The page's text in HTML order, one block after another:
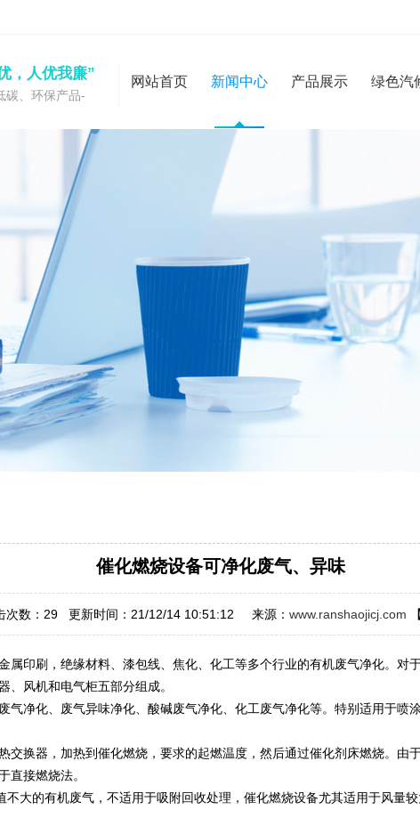
，人优我廉”
碳、环保产品-
网站首页 新闻中心 产品展示 绿色汽
催化燃烧设备可净化废气、异味
次数： 29 更新时间：21/12/14 10:51:12 来源： www.ranshaojicj.com 【
印刷，绝缘材料、漆包线、焦化、化工等多个行业的有机废气净化。对
风机和电气柜五部分组成。
净化、废气异味净化、酸碱废气净化、化工废气净化等。特别适用于喷
换器，加热到催化燃烧，要求的起燃温度，然后通过催化剂床燃烧。由
接燃烧法。
的有机废气，不适用于吸附回收处理，催化燃烧设备尤其适用于风量